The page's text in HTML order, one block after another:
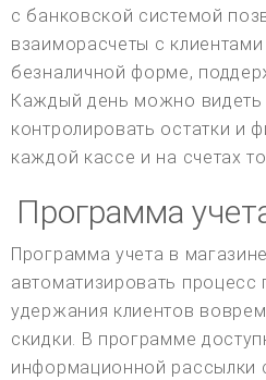
с банковской системой
взаиморасчеты с
безналичной форме,
Каждый день можно видеть
контролировать остатки и
каждой кассе и на счетах
Программа
Программа учета в
автоматизировать процесс
удержания клиентов
скидки. В программе
информационной рассылки